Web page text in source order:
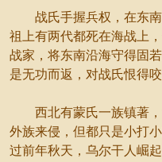
战氏手握兵权，在东南
祖上有两代都死在海战上
战家，将东南沿海守得固
是无功而返，对战氏恨得咬
西北有蒙氏一族镇著，
外族来侵，但都只是小打
过前年秋天，乌尔干人崛